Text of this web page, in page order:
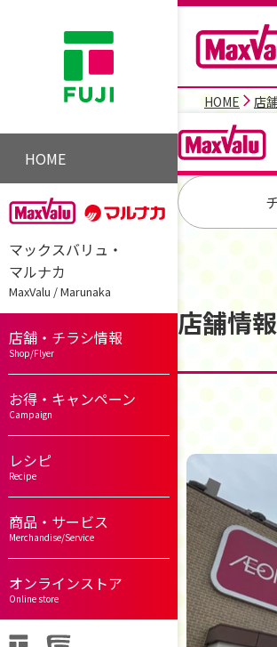
HOME
マックスバリュ・
マルナカ
MaxValu / Marunaka
店舗・チラシ情報
Shop/Flyer
お得・キャンペーン
Campaign
レシピ
Recipe
商品・サービス
Merchandise/Service
オンラインストア
Online store
HOME 店
店舗情報